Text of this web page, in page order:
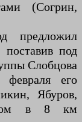
(Согрин,
предложил
поставив под
Слобцова
его
Ябуров,
в 8 км